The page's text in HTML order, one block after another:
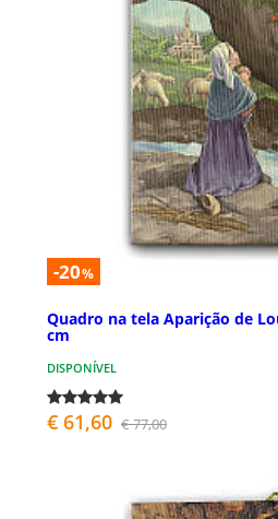
-20%
Quadro na tela Aparição de
cm
DISPONÍVEL
€ 61,60 € 77,00